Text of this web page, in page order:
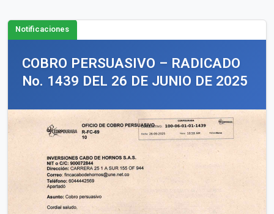
Notificaciones
COBRO PERSUASIVO – RADICADO
No. 1439 DEL 26 DE JUNIO DE 2025